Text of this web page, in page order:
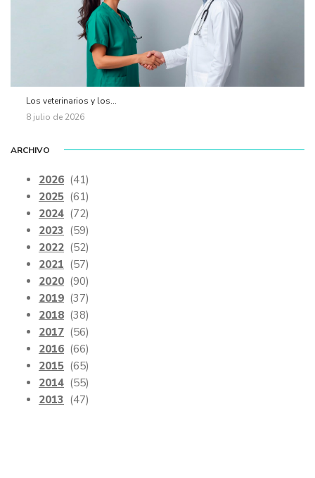
Los veterinarios y los...
8 julio de 2026
ARCHIVO
2026 (41)
2025 (61)
2024 (72)
2023 (59)
2022 (52)
2021 (57)
2020 (90)
2019 (37)
2018 (38)
2017 (56)
2016 (66)
2015 (65)
2014 (55)
2013 (47)